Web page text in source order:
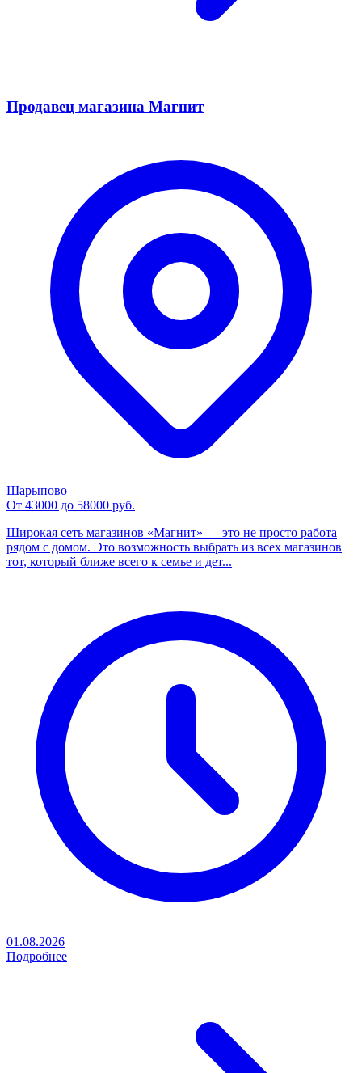
Продавец магазина Магнит
Шарыпово
От 43000 до 58000 руб.
Широкая сеть магазинов «Магнит» — это не просто работа
рядом с домом. Это возможность выбрать из всех магазинов
тот, который ближе всего к семье и дет...
01.08.2026
Подробнее